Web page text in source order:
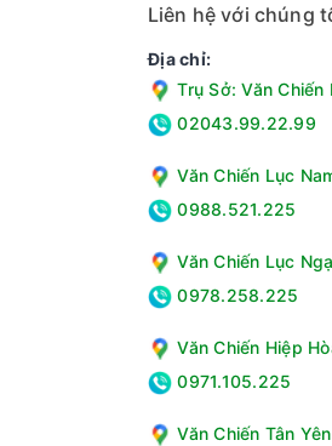
Màng lọc RO-Side
hại
- Màng lọc RO – Side
trường hiện nay là 1:1.
- Kéo dài tuổi thọ lõi
Liên hệ với chúng
Địa chỉ:
Trụ Sở: Văn
02043.99.22.99
Văn Chiến Lục
0988.521.225
Văn Chiến Lục
0978.258.225
Văn Chiến Hiệp
0971.105.225
Văn Chiến Tân